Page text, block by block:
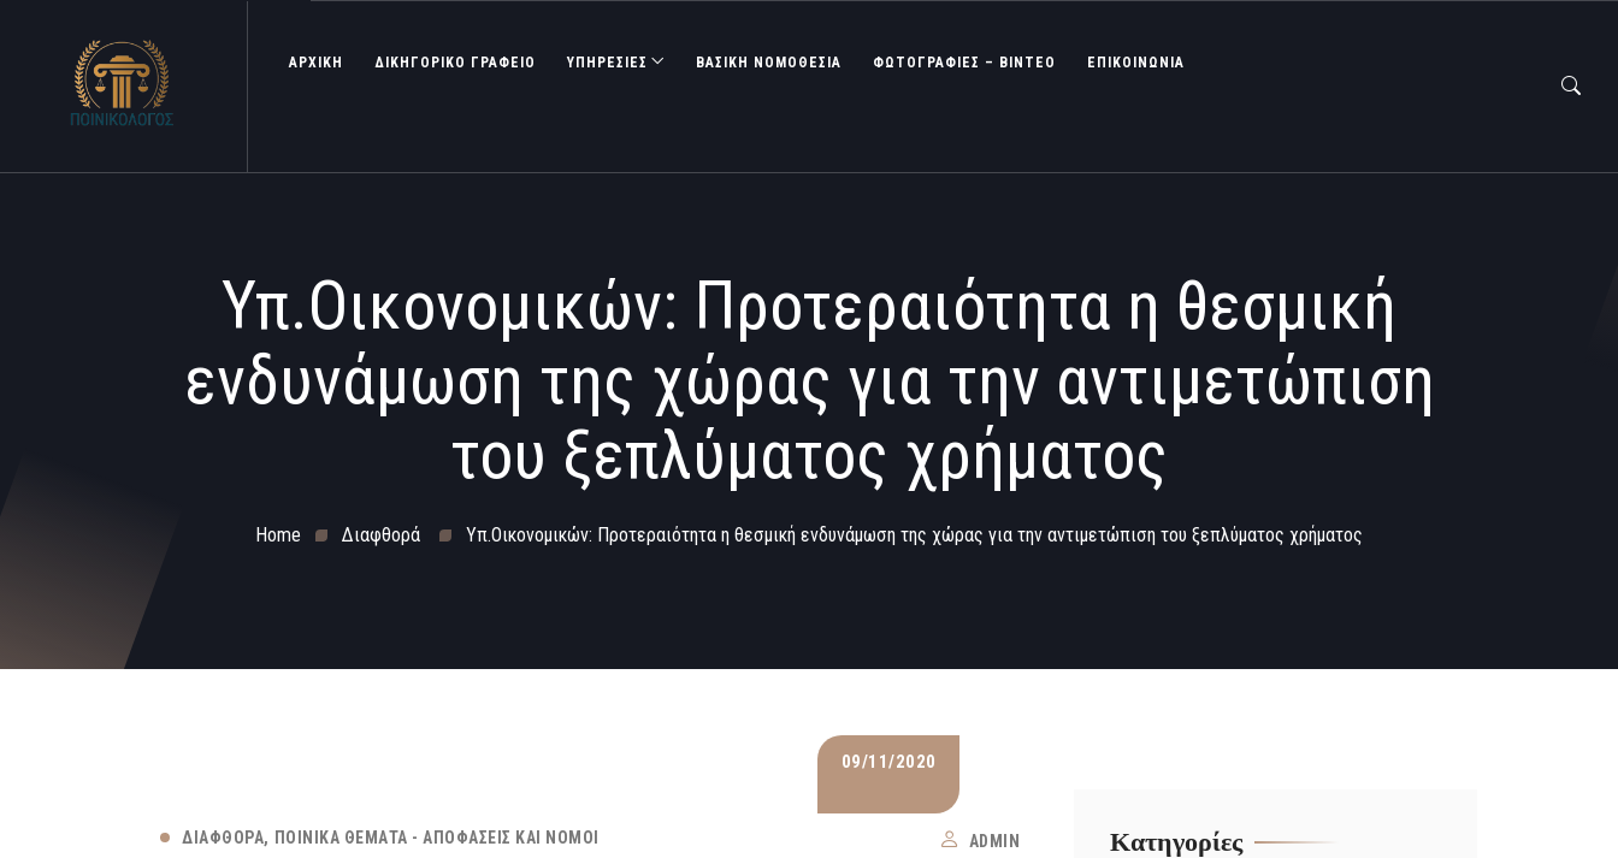
ΑΡΧΙΚΗ ΔΙΚΗΓΟΡΙΚΟ ΓΡΑΦΕΙΟ ΥΠΗΡΕΣΙΕΣ ΒΑΣΙΚΉ ΝΟΜΟΘΕΣΊΑ ΦΩΤΟΓΡΑΦΊΕΣ – ΒΊΝΤΕΟ ΕΠΙΚΟΙΝΩΝΙΑ
Υπ.Οικονομικών: Προτεραιότητα η θεσμική
ενδυνάμωση της χώρας για την αντιμετώπιση
του ξεπλύματος χρήματος
Home Διαφθορά Υπ.Οικονομικών: Προτεραιότητα η θεσμική ενδυνάμωση της χώρας για την αντιμετώπιση του ξεπλύματος χρήματος
09/11/2020
ΔΙΑΦΘΟΡΆ ΠΟΙΝΙΚΆ ΘΈΜΑΤΑ - ΑΠΟΦΆΣΕΙΣ ΚΑΙ ΝΌΜΟΙ ADMIN Kατηγορίες